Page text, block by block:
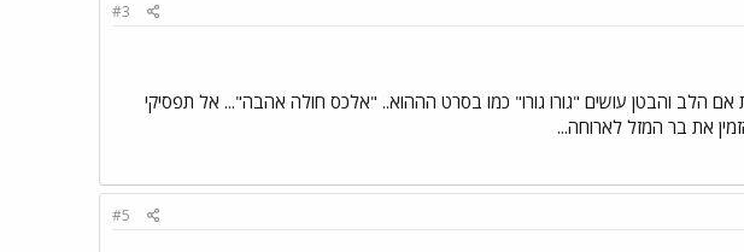
#3
אם הלב והבטן עושים "גורו גורו" כמו בסרט הההוא.. "אלכס חולה אהבה"... אל תפסיקי
את בר המזל לארוחה...
#5